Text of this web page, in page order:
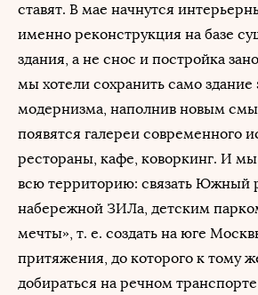
ставят. В мае начнутся
именно реконструкция на базе
здания, а не снос и постройка
мы хотели сохранить само здание
модернизма, наполнив новым
появятся галереи современного
рестораны, кафе, коворкинг. И мы
всю территорию: связать Южный
набережной ЗИЛа, детским
мечты», т. е. создать на юге
притяжения, до которого к тому
добираться на речном